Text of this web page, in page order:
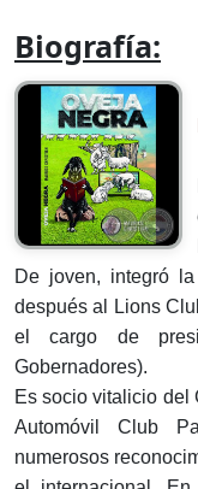
Biografía:
De joven, integró
después al Lions
el cargo de
Gobernadores).
Es socio vitalicio del
Automóvil Club
numerosos